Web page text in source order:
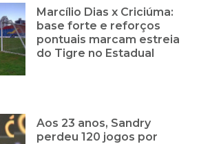
Marcílio Dias x Criciúma:
base forte e reforços
pontuais marcam estreia
do Tigre no Estadual
Aos 23 anos, Sandry
perdeu 120 jogos por